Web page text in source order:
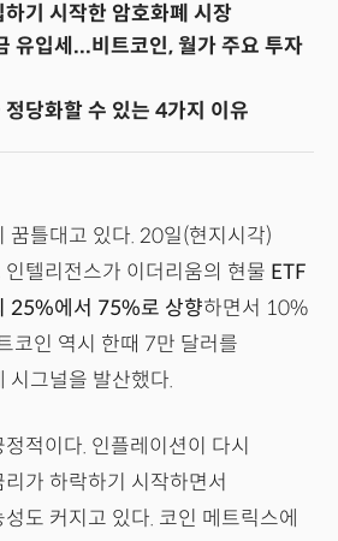
기 시작한 암호화폐 시장
유입세...비트코인, 월가 주요 투자
당화할 수 있는 4가지 이유
꿈틀대고 있다. 20일(현지시각)
텔리전스가 이더리움의 현물 ETF
25%에서 75%로 상향하면서 10%
코인 역시 한때 7만 달러를
시그널을 발산했다.
적이다. 인플레이션이 다시
가 하락하기 시작하면서
도 커지고 있다. 코인 메트릭스에